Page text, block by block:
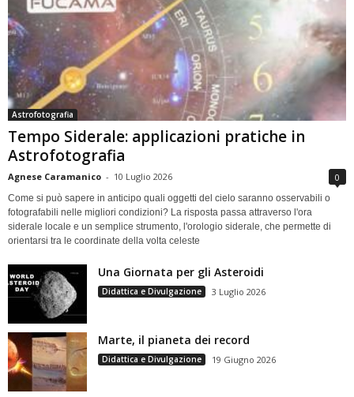
Astrofotografia
Tempo Siderale: applicazioni pratiche in
Astrofotografia
Agnese Caramanico - 10 Luglio 2026 0
Come si può sapere in anticipo quali oggetti del cielo saranno osservabili o
fotografabili nelle migliori condizioni? La risposta passa attraverso l'ora
siderale locale e un semplice strumento, l'orologio siderale, che permette di
orientarsi tra le coordinate della volta celeste
Una Giornata per gli Asteroidi
Didattica e Divulgazione 3 Luglio 2026
Marte, il pianeta dei record
Didattica e Divulgazione 19 Giugno 2026